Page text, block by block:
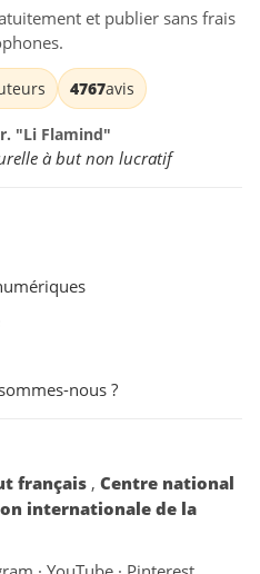
et publier sans frais
4767avis
"Li Flamind"
à but non lucratif
nous ?
français , Centre national
internationale de la